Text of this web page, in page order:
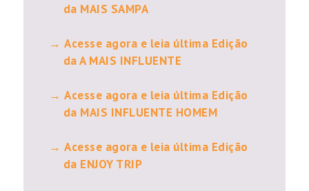
da MAIS SAMPA
Acesse agora e leia última Edição
da A MAIS INFLUENTE
Acesse agora e leia última Edição
da MAIS INFLUENTE HOMEM
Acesse agora e leia última Edição
da ENJOY TRIP